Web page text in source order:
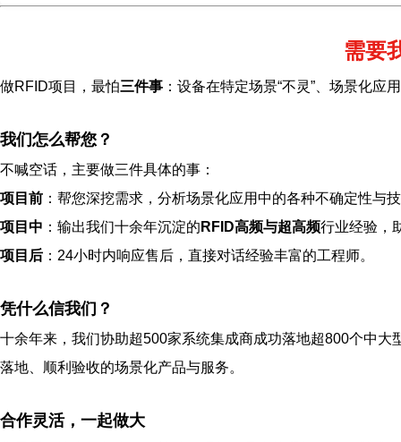
需要
做RFID项目，最怕三件事 ：设备在特定场景“不灵”、场景化
我们怎么帮您？
不喊空话，主要做三件具体的事：
项目前 ：帮您深挖需求，分析场景化应用中的各种不确定性与
项目中 ：输出我们十余年沉淀的 RFID高频与超高频行业经验，
项目后 ：24小时内响应售后，直接对话经验丰富的工程师。
凭什么信我们？
十余年来，我们协助超500家系统集成商成功落地超800个中大
落地、顺利验收的场景化产品与服务。
合作灵活，一起做大